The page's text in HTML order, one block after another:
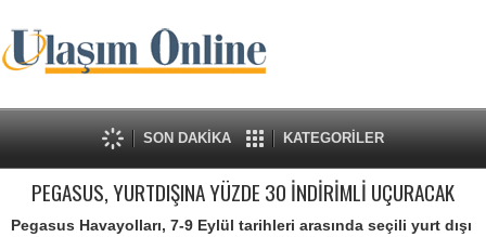
SON DAKİKA KATEGORİLER
PEGASUS, YURTDIŞINA YÜZDE 30 İNDİRİMLİ UÇURACAK
Pegasus Havayolları, 7-9 Eylül tarihleri arasında seçili yurt dışı